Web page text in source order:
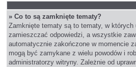
» Co to są zamknięte tematy?
Zamknięte tematy są to tematy, w
zamieszczać odpowiedzi, a wszystkie
automatycznie zakończone w momencie
mogą być zamykane z wielu powodów i
administratorzy witryny. Zależnie od